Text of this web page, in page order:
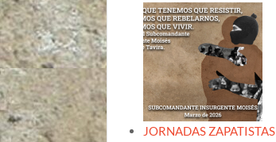
JORNADAS ZAPATISTAS